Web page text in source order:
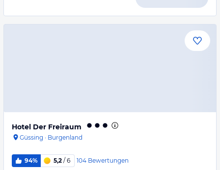
Hotel Der Freiraum
Güssing · Burgenland
94% 5,2 / 6 104 Bewertungen